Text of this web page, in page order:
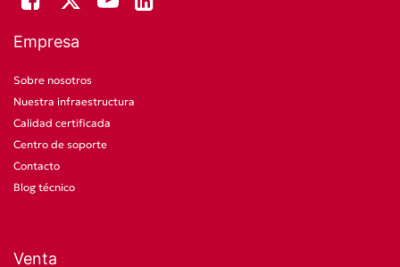
Empresa
Sobre nosotros
Nuestra infraestructura
Calidad certificada
Centro de soporte
Contacto
Blog técnico
Venta